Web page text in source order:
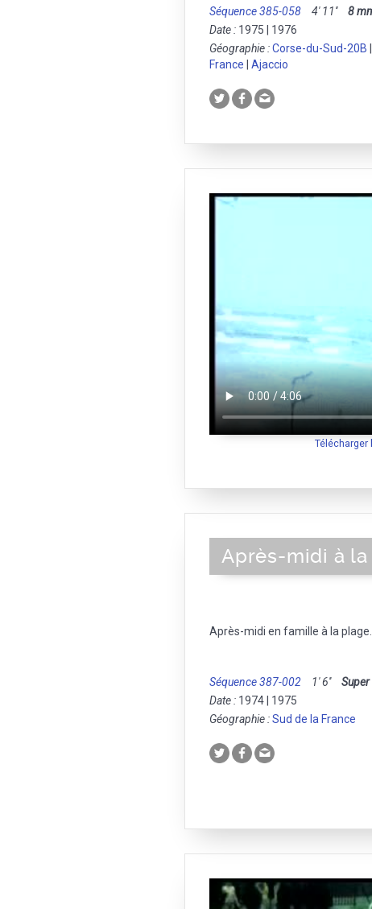
Séquence 385-058 4' 11'' 8
Date : 1975 | 1976
Géographie :Corse-du-Sud-20B
France
Ajaccio
Télécharger
Après-midi à
Après-midi en famille à la
Séquence 387-002 1' 6'' Super
Date : 1974 | 1975
Géographie :Sud de la France